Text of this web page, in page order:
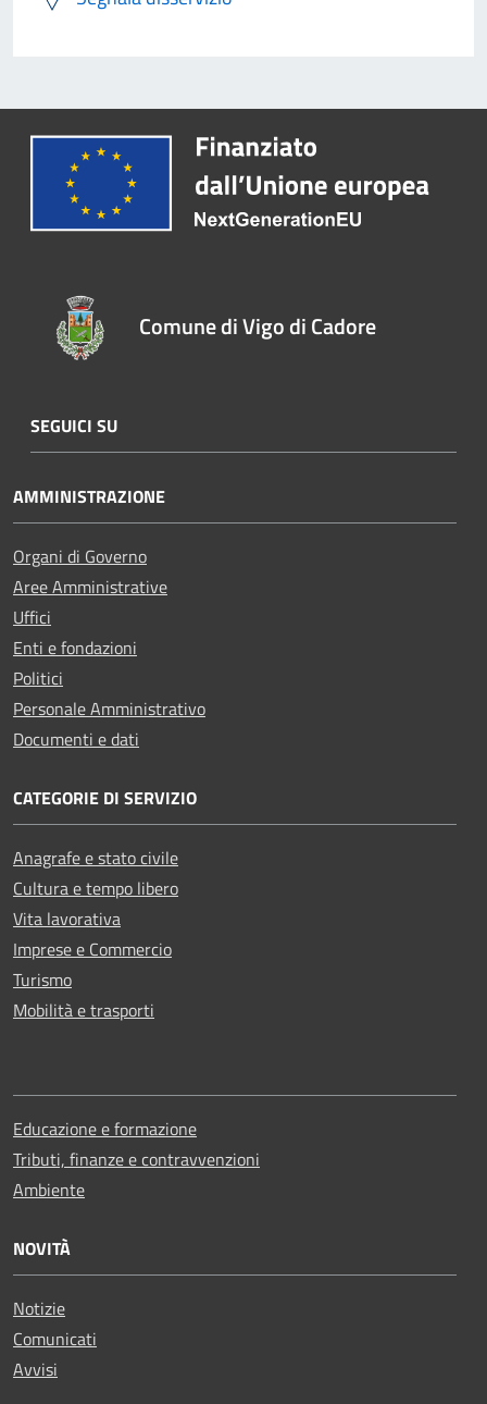
Comune di Vigo di Cadore
SEGUICI SU
AMMINISTRAZIONE
Organi di Governo
Aree Amministrative
Uffici
Enti e fondazioni
Politici
Personale Amministrativo
Documenti e dati
CATEGORIE DI SERVIZIO
Anagrafe e stato civile
Cultura e tempo libero
Vita lavorativa
Imprese e Commercio
Turismo
Mobilità e trasporti
Educazione e formazione
Tributi, finanze e contravvenzioni
Ambiente
NOVITÀ
Notizie
Comunicati
Avvisi